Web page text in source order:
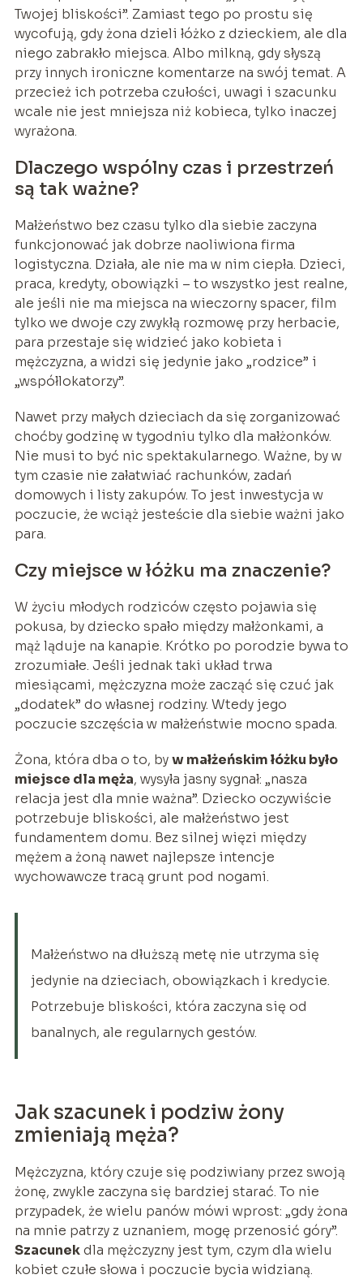
Twojej bliskości”. Zamiast tego po prostu się
wycofują, gdy żona dzieli łóżko z dzieckiem, ale dla
niego zabrakło miejsca. Albo milkną, gdy słyszą
przy innych ironiczne komentarze na swój temat. A
przecież ich potrzeba czułości, uwagi i szacunku
wcale nie jest mniejsza niż kobieca, tylko inaczej
wyrażona.
Dlaczego wspólny czas i przestrzeń
są tak ważne?
Małżeństwo bez czasu tylko dla siebie zaczyna
funkcjonować jak dobrze naoliwiona firma
logistyczna. Działa, ale nie ma w nim ciepła. Dzieci,
praca, kredyty, obowiązki – to wszystko jest realne,
ale jeśli nie ma miejsca na wieczorny spacer, film
tylko we dwoje czy zwykłą rozmowę przy herbacie,
para przestaje się widzieć jako kobieta i
mężczyzna, a widzi się jedynie jako „rodzice” i
„współlokatorzy”.
Nawet przy małych dzieciach da się zorganizować
choćby godzinę w tygodniu tylko dla małżonków.
Nie musi to być nic spektakularnego. Ważne, by w
tym czasie nie załatwiać rachunków, zadań
domowych i listy zakupów. To jest inwestycja w
poczucie, że wciąż jesteście dla siebie ważni jako
para.
Czy miejsce w łóżku ma znaczenie?
W życiu młodych rodziców często pojawia się
pokusa, by dziecko spało między małżonkami, a
mąż ląduje na kanapie. Krótko po porodzie bywa to
zrozumiałe. Jeśli jednak taki układ trwa
miesiącami, mężczyzna może zacząć się czuć jak
„dodatek” do własnej rodziny. Wtedy jego
poczucie szczęścia w małżeństwie mocno spada.
Żona, która dba o to, byw małżeńskim łóżku było
miejsce dla męża, wysyła jasny sygnał: „nasza
relacja jest dla mnie ważna”. Dziecko oczywiście
potrzebuje bliskości, ale małżeństwo jest
fundamentem domu. Bez silnej więzi między
mężem a żoną nawet najlepsze intencje
wychowawcze tracą grunt pod nogami.
Małżeństwo na dłuższą metę nie utrzyma się
jedynie na dzieciach, obowiązkach i kredycie.
Potrzebuje bliskości, która zaczyna się od
banalnych, ale regularnych gestów.
Jak szacunek i podziw żony
zmieniają męża?
Mężczyzna, który czuje się podziwiany przez swoją
żonę, zwykle zaczyna się bardziej starać. To nie
przypadek, że wielu panów mówi wprost: „gdy żona
na mnie patrzy z uznaniem, mogę przenosić góry”.
Szacunekdla mężczyzny jest tym, czym dla wielu
kobiet czułe słowa i poczucie bycia widzianą.